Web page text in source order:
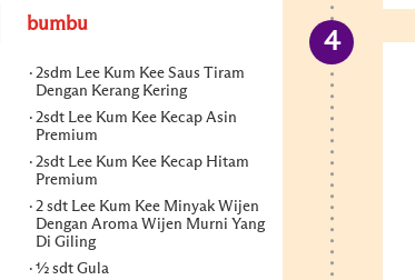
bumbu
2sdm Lee Kum Kee Saus Tiram
Dengan Kerang Kering
2sdt Lee Kum Kee Kecap Asin
Premium
2sdt Lee Kum Kee Kecap Hitam
Premium
2 sdt Lee Kum Kee Minyak Wijen
Dengan Aroma Wijen Murni Yang
Di Giling
½ sdt Gula